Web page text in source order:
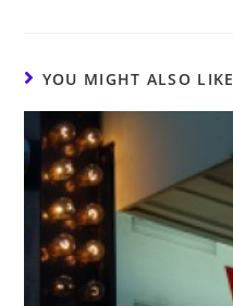
YOU MIGHT ALSO LIKE